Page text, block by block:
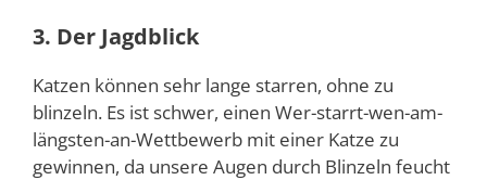
3. Der Jagdblick
Katzen können sehr lange starren, ohne zu
blinzeln. Es ist schwer, einen Wer-starrt-wen-am-
längsten-an-Wettbewerb mit einer Katze zu
gewinnen, da unsere Augen durch Blinzeln feucht